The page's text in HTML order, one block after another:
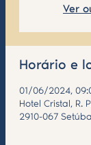
Ver
Horário e
01/06/2024,
Hotel Cristal, R.
2910-067